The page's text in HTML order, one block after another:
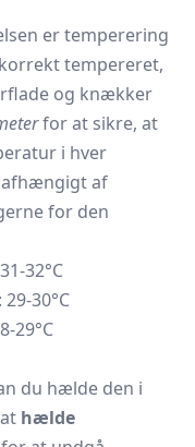
er temperering
tempereret,
og knækker
for at sikre, at
i hver
afhængigt af
for den
32°C
30°C
29°C
du hælde den i
hælde